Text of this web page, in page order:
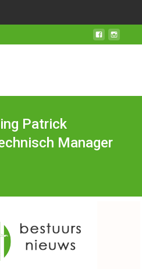
Patrick
Manager